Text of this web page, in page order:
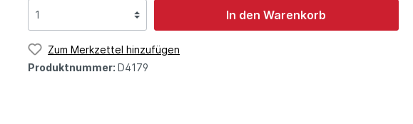
In den Warenkorb
Zum Merkzettel hinzufügen
Produktnummer: D4179